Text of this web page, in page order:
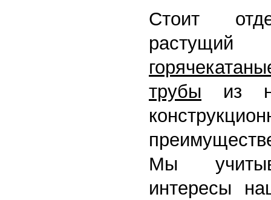
Стоит
трубы из
Мы
интересы